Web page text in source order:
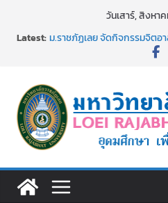
วันเสาร์, สิงหา
Latest:ม.ราชภัฏเลย จัดกิจกรรมจิตอ
เงินรายได้
ม.ราชภัฏเลย จัดมหกรรมวิชาก
นักเรียนมัธยมปลายค้นหาสาขา
อธิการบดี มรภ.เลย ร่วมประชุ
ประจำปีงบประมาณ พ.ศ. 2570
๑,๙๗๒ ชุด โดยวิธีเฉพาะเจาะจง